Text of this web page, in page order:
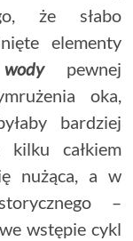
że słabo
elementy
pewnej
oka,
bardziej
całkiem
nużąca, a w
–
wstępie cykl